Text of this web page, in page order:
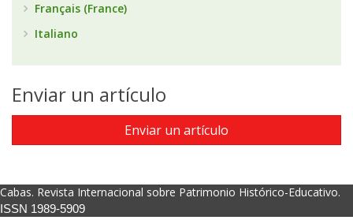
Français (France)
Italiano
Enviar un artículo
Enviar un artículo
Cabas. Revista Internacional sobre Patrimonio Histórico-Educativo.
ISSN 1989-5909